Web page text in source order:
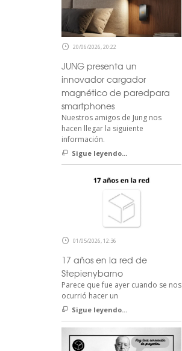
20/06/2026, 20:22
JUNG presenta un
innovador cargador
magnético de paredpara
smartphones
Nuestros amigos de Jung nos
hacen llegar la siguiente
información.
Sigue leyendo...
01/05/2026, 12:36
17 años en la red de
Stepienybarno
Parece que fue ayer cuando se nos
ocurrió hacer un
Sigue leyendo...